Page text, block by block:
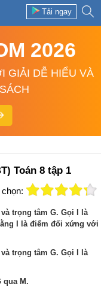
Tải ngay
2026
GIẢI DỄ HIỂU VÀ
Toán 8 tập 1
trọng tâm G. Gọi I là
I là điểm đối xứng với
trọng tâm G. Gọi I là
qua M.